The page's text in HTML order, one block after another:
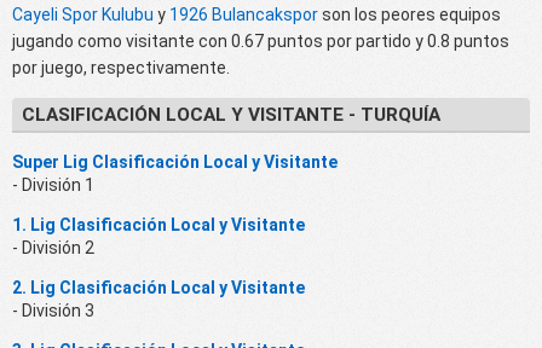
Cayeli Spor Kulubu y 1926 Bulancaksporson los peores equipos
jugando como visitante con 0.67 puntos por partido y 0.8 puntos
por juego, respectivamente.
CLASIFICACIÓN LOCAL Y VISITANTE - TURQUÍA
Super Lig Clasificación Local y Visitante
- División 1
1. Lig Clasificación Local y Visitante
- División 2
2. Lig Clasificación Local y Visitante
- División 3